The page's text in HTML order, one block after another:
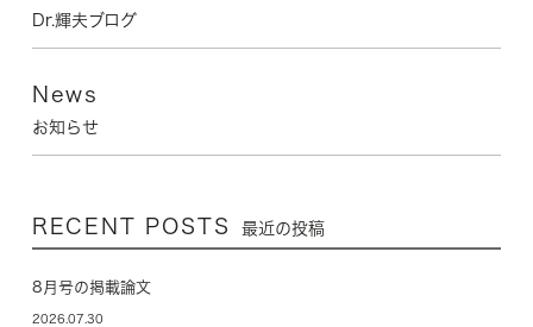
Dr.輝夫ブログ
News
お知らせ
RECENT POSTS 最近の投稿
8月号の掲載論文
2026.07.30